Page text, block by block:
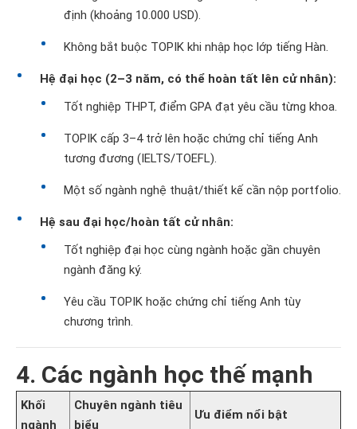
định (khoảng 10.000 USD).
Không bắt buộc TOPIK khi nhập học lớp tiếng Hàn.
Hệ đại học (2–3 năm, có thể hoàn tất lên cử nhân):
Tốt nghiệp THPT, điểm GPA đạt yêu cầu từng khoa.
TOPIK cấp 3–4 trở lên hoặc chứng chỉ tiếng Anh
tương đương (IELTS/TOEFL).
Một số ngành nghệ thuật/thiết kế cần nộp portfolio.
Hệ sau đại học/hoàn tất cử nhân:
Tốt nghiệp đại học cùng ngành hoặc gần chuyên
ngành đăng ký.
Yêu cầu TOPIK hoặc chứng chỉ tiếng Anh tùy
chương trình.
4. Các ngành học thế mạnh
Khối
ngành
Chuyên ngành tiêu
biểu
Ưu điểm nổi bật